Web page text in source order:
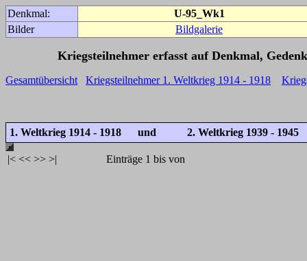
Denkmal:
U-95_Wk1
Bilder
Bildgalerie
Kriegsteilnehmer erfasst auf Denkmal,
Gesamtübersicht Kriegsteilnehmer 1. Weltkrieg 1914 - 1918
1. Weltkrieg 1914 - 1918 und 2. Weltkrieg 1939 - 1945
|< << >> >| Einträge 1 bis von